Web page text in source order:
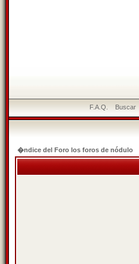
F.A.Q. Buscar
�ndice del Foro los foros de nódulo